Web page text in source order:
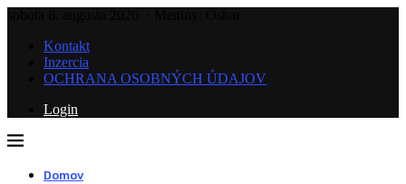
Kontakt
Inzercia
OCHRANA OSOBNÝCH ÚDAJOV
Login
Domov